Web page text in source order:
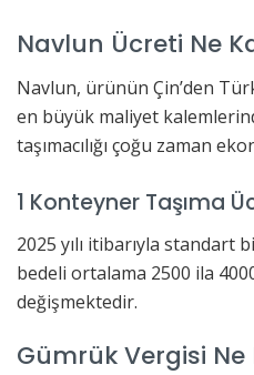
Navlun Ücreti Ne
Navlun, ürünün Çin’den
en büyük maliyet
taşımacılığı çoğu zaman
1 Konteyner Taşıma
2025 yılı itibarıyla standart
bedeli ortalama 2500 ila
değişmektedir.
Gümrük Vergisi Ne